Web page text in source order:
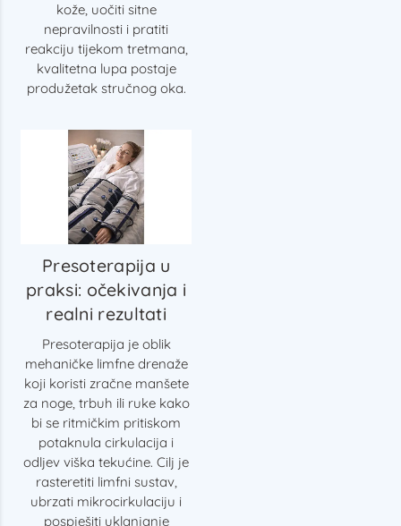
kože, uočiti sitne
nepravilnosti i pratiti
reakciju tijekom tretmana,
kvalitetna lupa postaje
produžetak stručnog oka.
Presoterapija u
praksi: očekivanja i
realni rezultati
Presoterapija je oblik
mehaničke limfne drenaže
koji koristi zračne manšete
za noge, trbuh ili ruke kako
bi se ritmičkim pritiskom
potaknula cirkulacija i
odljev viška tekućine. Cilj je
rasteretiti limfni sustav,
ubrzati mikrocirkulaciju i
pospješiti uklanjanje